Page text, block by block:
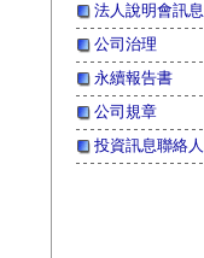
法人說明會訊息
公司治理
永續報告書
公司規章
投資訊息聯絡人